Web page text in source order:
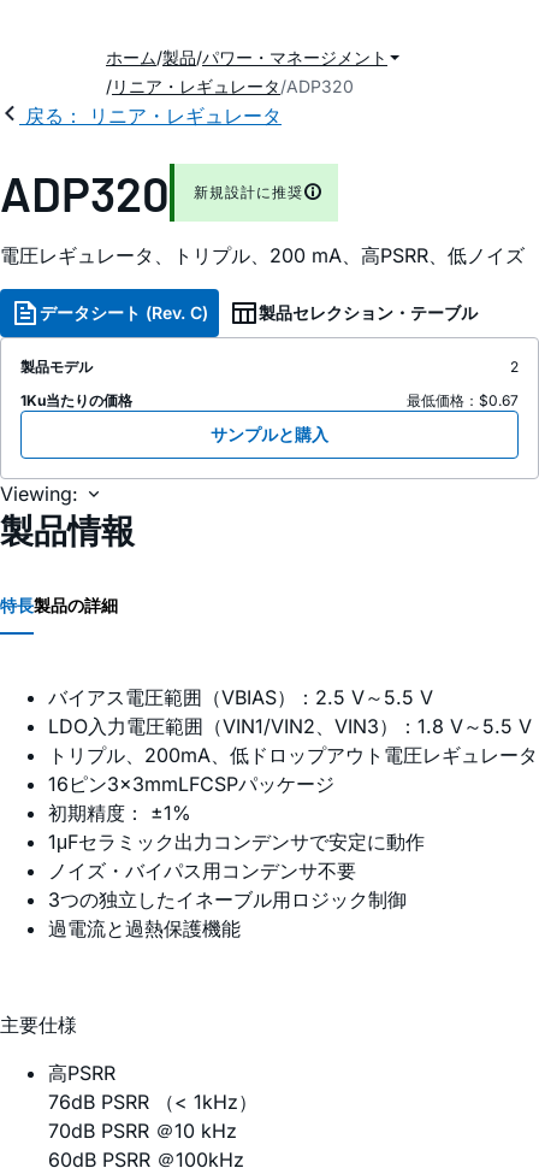
ホーム 製品 パワー・マネージメント
リニア・レギュレータ ADP320
戻る： リニア・レギュレータ
ADP320 新規設計に推奨
電圧レギュレータ、トリプル、200 mA、高PSRR、低ノイズ
データシート (Rev. C) 製品セレクション・テーブル
製品モデル
2
1Ku当たりの価格
最低価格：$0.67
サンプルと購入
Viewing:
製品情報
特長製品の詳細
バイアス電圧範囲（VBIAS）：2.5 V～5.5 V
LDO入力電圧範囲（VIN1/VIN2、VIN3）：1.8 V～5.5 V
トリプル、200mA、低ドロップアウト電圧レギュレータ
16ピン3×3mmLFCSPパッケージ
初期精度： ±1%
1μFセラミック出力コンデンサで安定に動作
ノイズ・バイパス用コンデンサ不要
3つの独立したイネーブル用ロジック制御
過電流と過熱保護機能
主要仕様
高PSRR
76dB PSRR （< 1kHz）
70dB PSRR ＠10 kHz
60dB PSRR ＠100kHz